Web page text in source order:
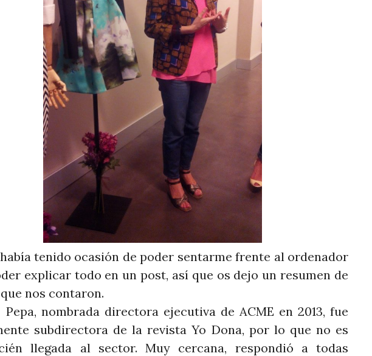
tenido ocasión de poder sentarme frente al ordenador
explicar todo en un post, así que os dejo un resumen de
nos contaron.
nombrada directora ejecutiva de ACME en 2013, fue
subdirectora de la revista Yo Dona, por lo que no es
llegada al sector. Muy cercana, respondió a todas